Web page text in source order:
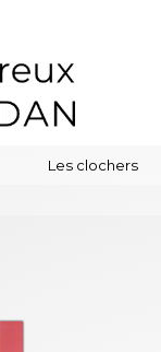
Les clochers